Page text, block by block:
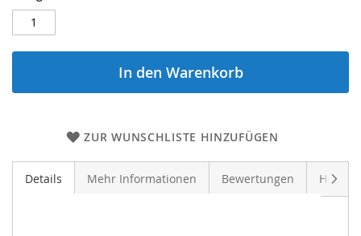
In den Warenkorb
ZUR WUNSCHLISTE HINZUFÜGEN
Details Mehr Informationen Bewertungen